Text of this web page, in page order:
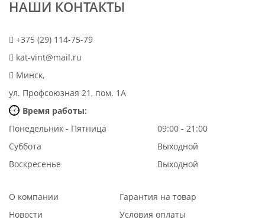
НАШИ КОНТАКТЫ
+375 (29) 114-75-79
kat-vint@mail.ru
Минск,
ул. Профсоюзная 21, пом. 1А
Время работы:
Понедельник - Пятница
09:00 - 21:00
Суббота
Выходной
Воскресенье
Выходной
О компании
Новости
Гарантия на товар
Условия оплаты